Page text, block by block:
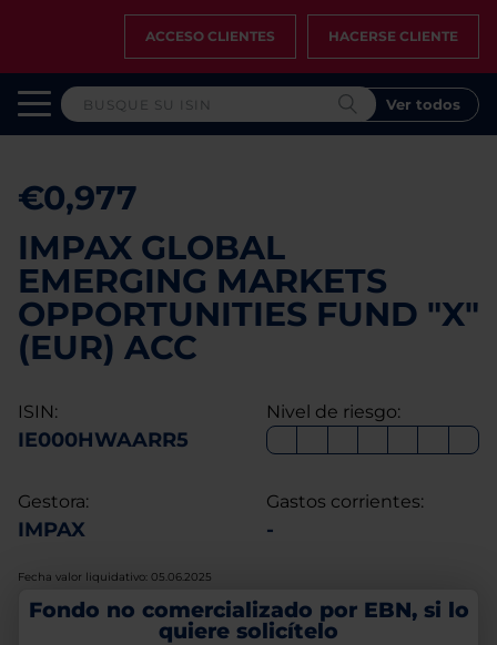
ACCESO CLIENTES HACERSE CLIENTE
Ver todos
€0,977
IMPAX GLOBAL
EMERGING MARKETS
OPPORTUNITIES FUND "X"
(EUR) ACC
ISIN:
IE000HWAARR5
Nivel de riesgo:
Gestora:
IMPAX
Gastos corrientes:
-
Fecha valor liquidativo: 05.06.2025
Fondo no comercializado por EBN, si lo
quiere solicítelo